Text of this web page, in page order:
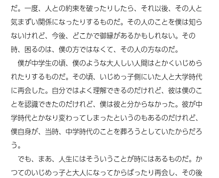
だ。一度、人との約束を破ったりしたら、それ以後、その人と
気まずい関係になったりするものだ。その人のことを僕は知ら
ないけれど、今後、どこかで御縁があるかもしれない。その
時、困るのは、僕の方ではなくて、その人の方なのだ。
僕が中学生の頃、僕のような大人しい人間はとかくいじめら
れたりするものだ。その頃、いじめっ子側にいた人と大学時代
に再会した。自分ではよく理解できるのだけれど、彼は僕のこ
とを認識できたのだけれど、僕は彼と分からなかった。彼が中
学時代とかなり変わってしまったというのもあるのだけれど、
僕自身が、当時、中学時代のことを葬ろうとしていたからだろ
う。
でも、まあ、人生にはそういうことが時にはあるものだ。か
つてのいじめっ子と大人になってからばったり再会し、その後